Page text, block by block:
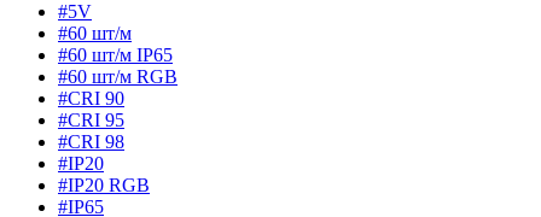
#5V
#60 шт/м
#60 шт/м IP65
#60 шт/м RGB
#CRI 90
#CRI 95
#CRI 98
#IP20
#IP20 RGB
#IP65